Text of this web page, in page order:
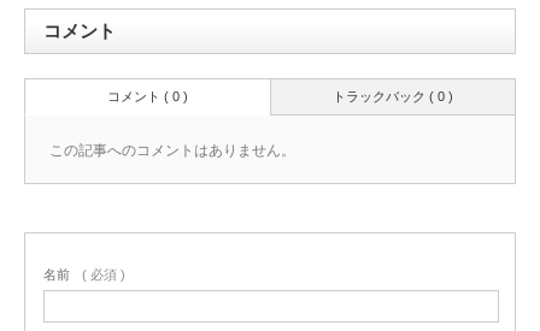
コメント
トラックバック ( 0 )
コメント ( 0 )
この記事へのコメントはありません。
名前 ( 必須 )